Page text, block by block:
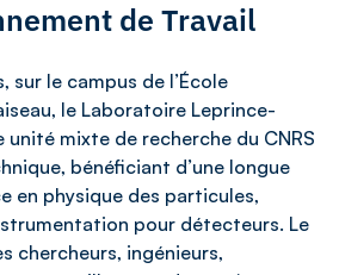
de Travail
sur le campus de l’École
le Laboratoire Leprince-
unité mixte de recherche du CNRS
bénéficiant d’une longue
en physique des particules,
pour détecteurs. Le
chercheurs, ingénieurs,